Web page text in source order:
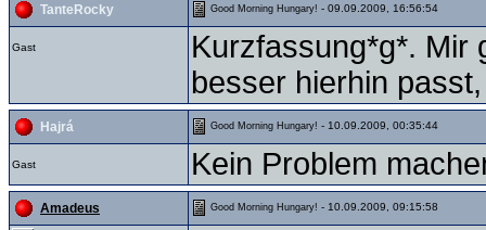
TanteRocky Good Morning Hungary! - 09.09.2009, 16:56:54
Gast
Kurzfassung*g*. Mir
besser hierhin
Hajrá Good Morning Hungary! - 10.09.2009, 00:35:44
Gast Kein Problem
Amadeus Good Morning Hungary! - 10.09.2009, 09:15:58